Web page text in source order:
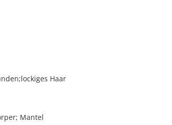
Haar
Mantel